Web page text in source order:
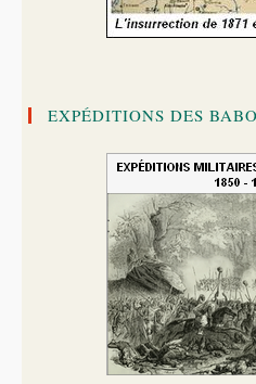
EXPÉDITIONS DES